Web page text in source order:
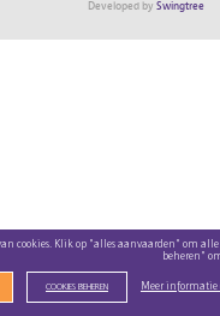
Developed by Swingtree
cookies. Klik op "alles aanvaarden" om alle
beheren"
COOKIES BEHEREN Meer informatie